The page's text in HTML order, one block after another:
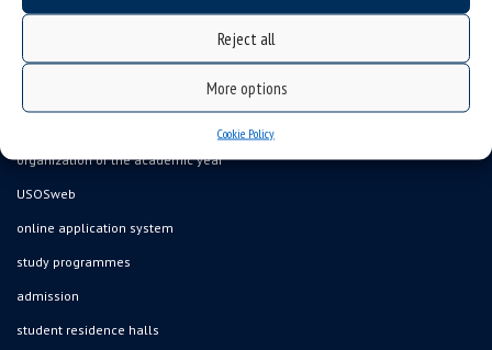
Reject all
More options
Cookie Policy
Data availability statement
sitemap
organization of the academic year
USOSweb
online application system
study programmes
admission
student residence halls